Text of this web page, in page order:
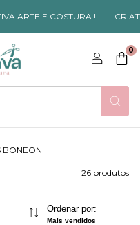
E COSTURA !! CRIATIVA
0
BONEON
26 produtos
Ordenar por:
Mais vendidos